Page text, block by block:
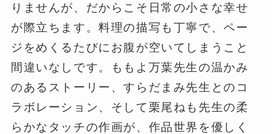
りませんが、だからこそ日常の小さな幸せ
が際立ちます。料理の描写も丁寧で、ペー
ジをめくるたびにお腹が空いてしまうこと
間違いなしです。ももよ万葉先生の温かみ
のあるストーリー、すらだまみ先生とのコ
ラボレーション、そして栗尾ねも先生の柔
らかなタッチの作画が、作品世界を優しく